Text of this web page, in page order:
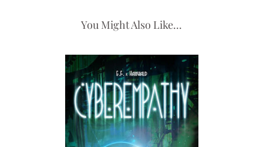
You Might Also Like...